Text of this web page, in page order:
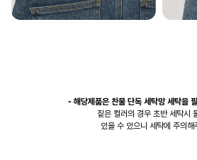
- 해당제품은 찬물 단독 세탁망 세탁을
짙은 컬러의 경우 초반 세탁시
있을 수 있으니 세탁에 주의해